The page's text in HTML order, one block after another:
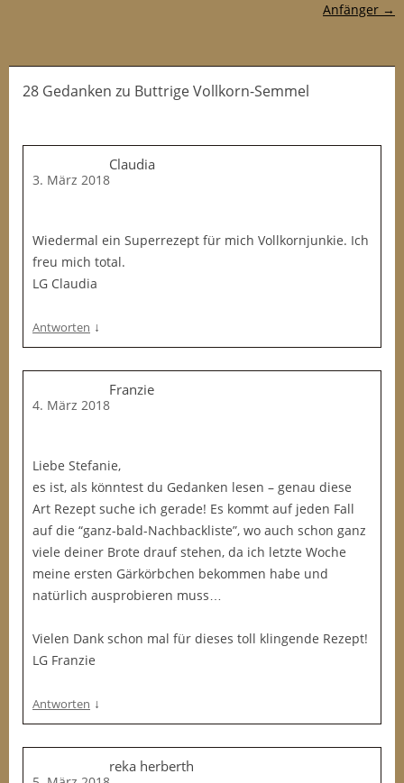
Anfänger →
28 Gedanken zu Buttrige Vollkorn-Semmel
Claudia
3. März 2018
Wiedermal ein Superrezept für mich Vollkornjunkie. Ich
freu mich total.
LG Claudia
Antworten ↓
Franzie
4. März 2018
Liebe Stefanie,
es ist, als könntest du Gedanken lesen – genau diese
Art Rezept suche ich gerade! Es kommt auf jeden Fall
auf die “ganz-bald-Nachbackliste”, wo auch schon ganz
viele deiner Brote drauf stehen, da ich letzte Woche
meine ersten Gärkörbchen bekommen habe und
natürlich ausprobieren muss…
Vielen Dank schon mal für dieses toll klingende Rezept!
LG Franzie
Antworten ↓
reka herberth